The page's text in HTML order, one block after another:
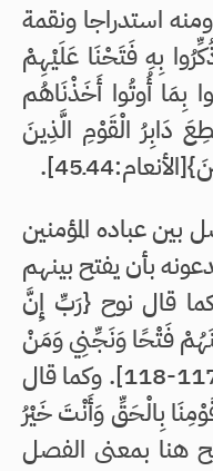
استدراجا ونقمة
بِهِ فَتَحْنَا عَلَيْهِمْ
أُوتُوا أَخَذْنَاهُم
دَابِرُ الْقَوْمِ الَّذِينَ
بين عباده المؤمنين
بأن يفتح بينهم
كما قال نوح {رَبِّ إِنَّ
فَتْحًا وَنَجِّنِي وَمَنْ
مَعِيَ مِنَ الْمُؤْمِنِينَ}[الشعراء:117-118]. وكما قال
بِالْحَقِّ وَأَنْتَ خَيْرُ
والفتح هنا بمعنى الفصل